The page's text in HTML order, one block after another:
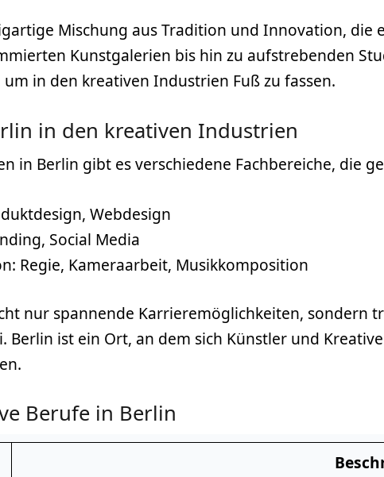
Mischung aus Tradition und Innovation,
Kunstgalerien bis hin zu aufstrebenden
in den kreativen Industrien Fuß zu fassen.
in den kreativen Industrien
in Berlin gibt es verschiedene Fachbereiche, die
Webdesign
Social Media
Regie, Kameraarbeit, Musikkomposition
nur spannende Karrieremöglichkeiten, sondern
Berlin ist ein Ort, an dem sich Künstler und
Berufe in Berlin